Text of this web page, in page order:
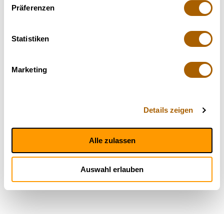
Präferenzen
Statistiken
Marketing
Details zeigen
Alle zulassen
Auswahl erlauben